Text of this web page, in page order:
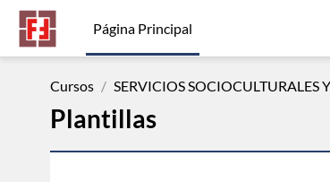
Salta al contenido principal
Página Principal
Cursos SERVICIOS
Plantillas